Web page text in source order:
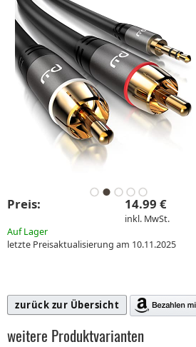
Preis: 14.99 €
inkl. MwSt.
Auf Lager
letzte Preisaktualisierung am 10.11.2025
zurück zur Übersicht
weitere Produktvarianten